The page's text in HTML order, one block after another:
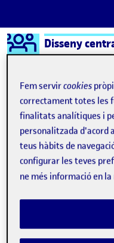
Saltar al contingut
Logo Ágora
Semestre 20212 - Aula 2
16 Maig,
PRÀCTICA 2:
Publicat per
Marta Font Sabaté
Data de
Fem servircookies
correctament totes les
finalitats analítiques i
personalitzada d'acord
teus hàbits de
configurar les teves
ne més informació en